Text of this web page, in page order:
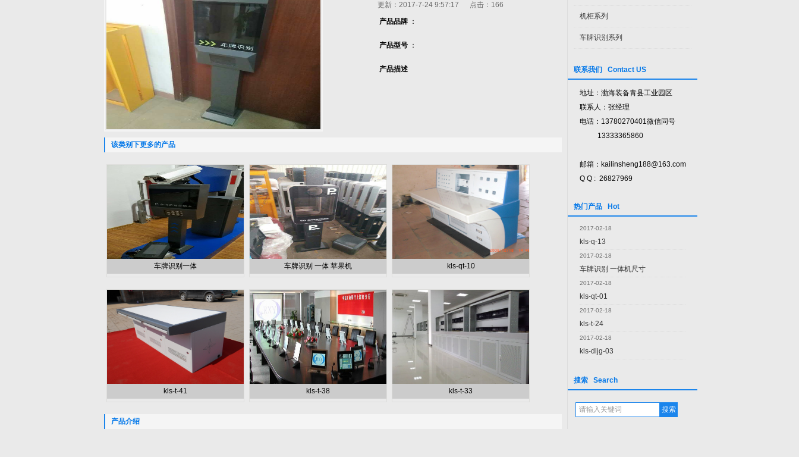
机柜系列
车牌识别系列
联系我们 Contact US
地址：渤海装备青县工业园区
联系人：张经理
电话：13780270401微信同号
13333365860
邮箱：kailinsheng188@163.com
Q Q : 26827969
热门产品 Hot
2017-02-18
kls-q-13
2017-02-18
车牌识别 一体机尺寸
2017-02-18
kls-qt-01
2017-02-18
kls-t-24
2017-02-18
kls-dljg-03
搜索 Search
更新：2017-7-24 9:57:17 点击： 166
产品品牌 ：
产品型号 ：
产品描述
该类别下更多的产品
车牌识别一体 车牌识别 一体 苹果机 kls-qt-10
kls-t-41 kls-t-38 kls-t-33
产品介绍